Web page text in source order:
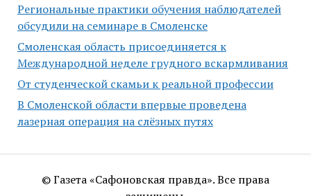
Региональные практики обучения наблюдателей
обсудили на семинаре в Смоленске
Смоленская область присоединяется к
Международной неделе грудного вскармливания
От студенческой скамьи к реальной профессии
В Смоленской области впервые проведена
лазерная операция на слёзных путях
© Газета «Сафоновская правда». Все права